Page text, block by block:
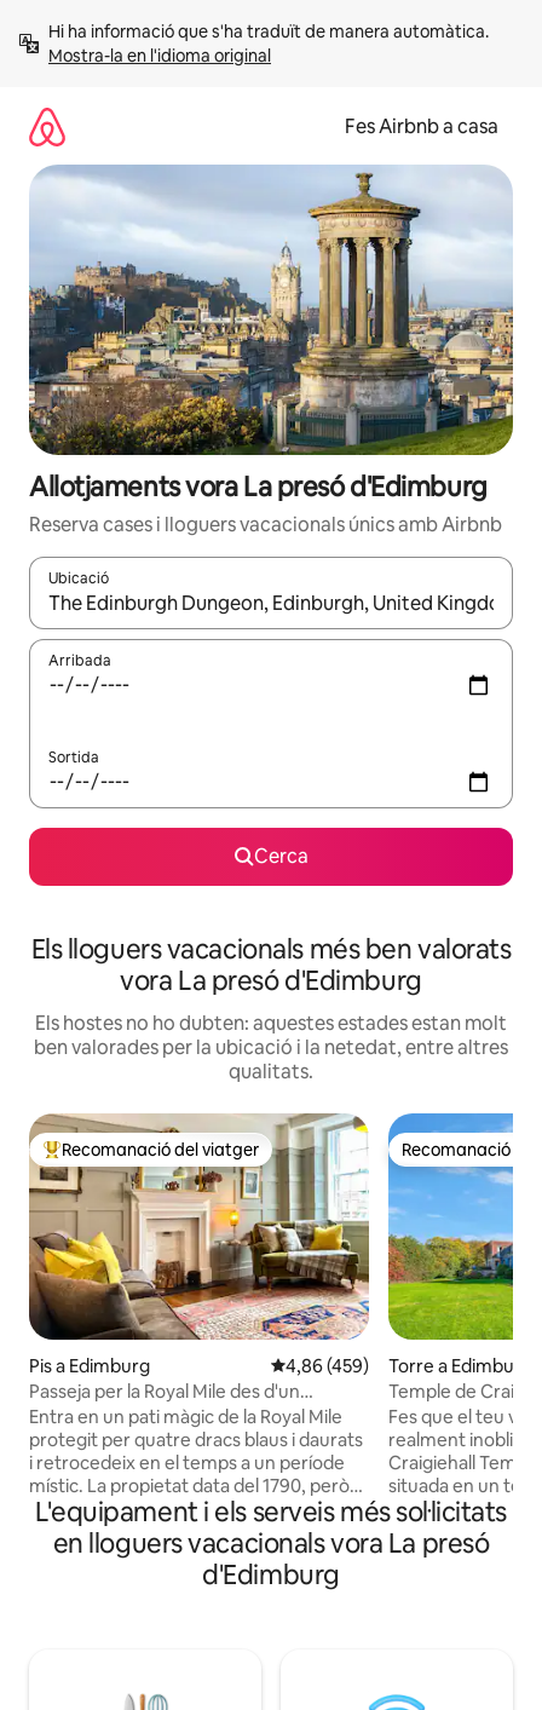
Mostra-la en l'idioma original
Fes Airbnb a casa
Allotjaments vora La presó d'Edimburg
Reserva cases i lloguers vacacionals únics amb Airbnb
Ubicació
Quan els resultats estiguin disponibles, podràs navegar-hi a
Arribada
Sortida
Cerca
Els lloguers vacacionals més ben valorats
vora La presó d'Edimburg
Els hostes no ho dubten: aquestes estades estan molt
ben valorades per la ubicació i la netedat, entre altres
qualitats.
Principals recomanacions dels viatgers
Recomanació del viatger
Pis a Edimburg 4,86 de puntuació mitjana d'un
4,86 (459)
Passeja per la Royal Mile des d'un
apartament elegant
Entra en un pati màgic de la Royal Mile
protegit per quatre dracs blaus i daurats
i retrocedeix en el temps a un període
místic. La propietat data del 1790, però
s'ha actualitzat amb simpatia. Les
meravelles del Festival d'Edimburg i
Fringe estan a la teva porta o, si ho
prefereixes, tanca la porta i la gent mira
Arthurs Seat o les meravelles del casc
Recomanació
Recomanació
Torre a Edimburg
Temple de
històrica
Fes que el teu
realment
Craigiehall
situada en un
antiga part de la
catalogada com a
seu
que una estada
L'equipament i els serveis més sol·licitats
en lloguers vacacionals vora La presó
d'Edimburg